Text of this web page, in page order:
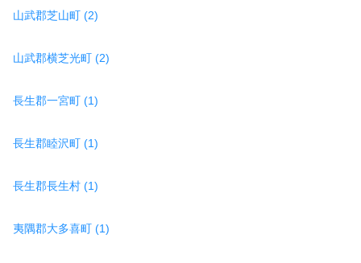
山武郡芝山町 (2)
山武郡横芝光町 (2)
長生郡一宮町 (1)
長生郡睦沢町 (1)
長生郡長生村 (1)
夷隅郡大多喜町 (1)